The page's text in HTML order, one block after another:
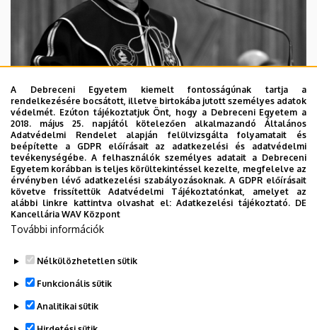
2026. augusztus 5.
Díszdoktorát gyászolja a Debreceni
Egyetem
INTÉZMÉNYI TTK TUDOMÁNY
A Debreceni Egyetem kiemelt fontosságúnak tartja a
rendelkezésére bocsátott, illetve birtokába jutott személyes adatok
védelmét. Ezúton tájékoztatjuk Önt, hogy a Debreceni Egyetem a
2018. május 25. napjától kötelezően alkalmazandó Általános
Adatvédelmi Rendelet alapján felülvizsgálta folyamatait és
beépítette a GDPR előírásait az adatkezelési és adatvédelmi
tevékenységébe. A felhasználók személyes adatait a Debreceni
Egyetem korábban is teljes körültekintéssel kezelte, megfelelve az
érvényben lévő adatkezelési szabályozásoknak. A GDPR előírásait
követve frissítettük Adatvédelmi Tájékoztatónkat, amelyet az
alábbi linkre kattintva olvashat el:Adatkezelési tájékoztató. DE
Kancellária WAV Központ
További információk
Nélkülözhetetlen sütik
Funkcionális sütik
Analitikai sütik